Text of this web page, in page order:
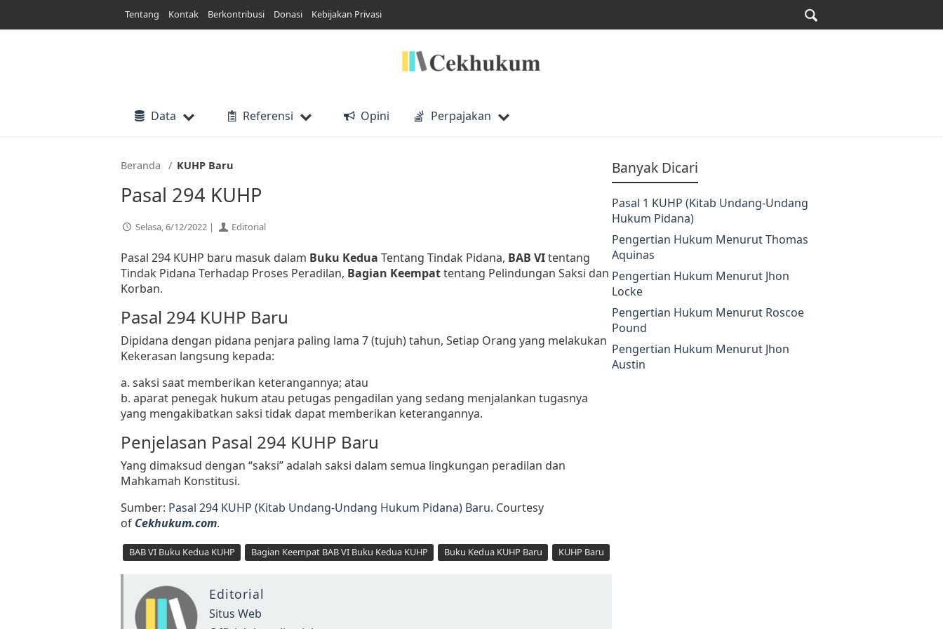
Tentang Kontak Berkontribusi Donasi Kebijakan Privasi
Data Referensi Opini Perpajakan
Beranda KUHP Baru
Pasal 294 KUHP
Selasa, 6/12/2022 | Editorial
Pasal 294 KUHP baru masuk dalam Buku Kedua Tentang Tindak Pidana, BAB VItentang
Tindak Pidana Terhadap Proses Peradilan, Bagian Keempattentang Pelindungan Saksi dan
Korban.
Pasal 294 KUHP Baru
Dipidana dengan pidana penjara paling lama 7 (tujuh) tahun, Setiap Orang yang melakukan
Kekerasan langsung kepada:
a. saksi saat memberikan keterangannya; atau
b. aparat penegak hukum atau petugas pengadilan yang sedang menjalankan tugasnya
yang mengakibatkan saksi tidak dapat memberikan keterangannya.
Penjelasan Pasal 294 KUHP Baru
Yang dimaksud dengan “saksi” adalah saksi dalam semua lingkungan peradilan dan
Mahkamah Konstitusi.
Sumber: Pasal 294 KUHP (Kitab Undang-Undang Hukum Pidana) Baru. Courtesy
of Cekhukum.com.
BAB VI Buku Kedua KUHP Bagian Keempat BAB VI Buku Kedua KUHP Buku Kedua KUHP Baru KUHP Baru
Editorial
Situs Web
Banyak Dicari
Pasal 1 KUHP (Kitab Undang-Undang
Hukum Pidana)
Pengertian Hukum Menurut Thomas
Aquinas
Pengertian Hukum Menurut Jhon
Locke
Pengertian Hukum Menurut Roscoe
Pound
Pengertian Hukum Menurut Jhon
Austin